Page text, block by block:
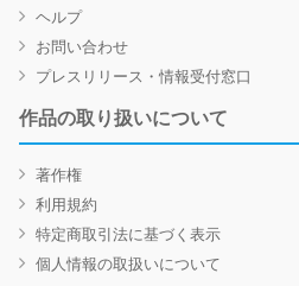
ヘルプ
お問い合わせ
プレスリリース・情報受付窓口
作品の取り扱いについて
著作権
利用規約
特定商取引法に基づく表示
個人情報の取扱いについて